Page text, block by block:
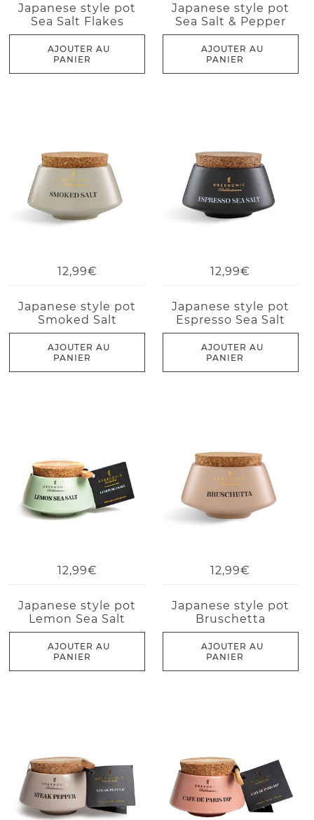
Japanese style pot
Sea Salt Flakes
AJOUTER AU
PANIER
Japanese style pot
Sea Salt & Pepper
AJOUTER AU
PANIER
12,99€
Japanese style pot
Smoked Salt
AJOUTER AU
PANIER
12,99€
Japanese style pot
Espresso Sea Salt
AJOUTER AU
PANIER
12,99€
Japanese style pot
Lemon Sea Salt
AJOUTER AU
PANIER
12,99€
Japanese style pot
Bruschetta
AJOUTER AU
PANIER